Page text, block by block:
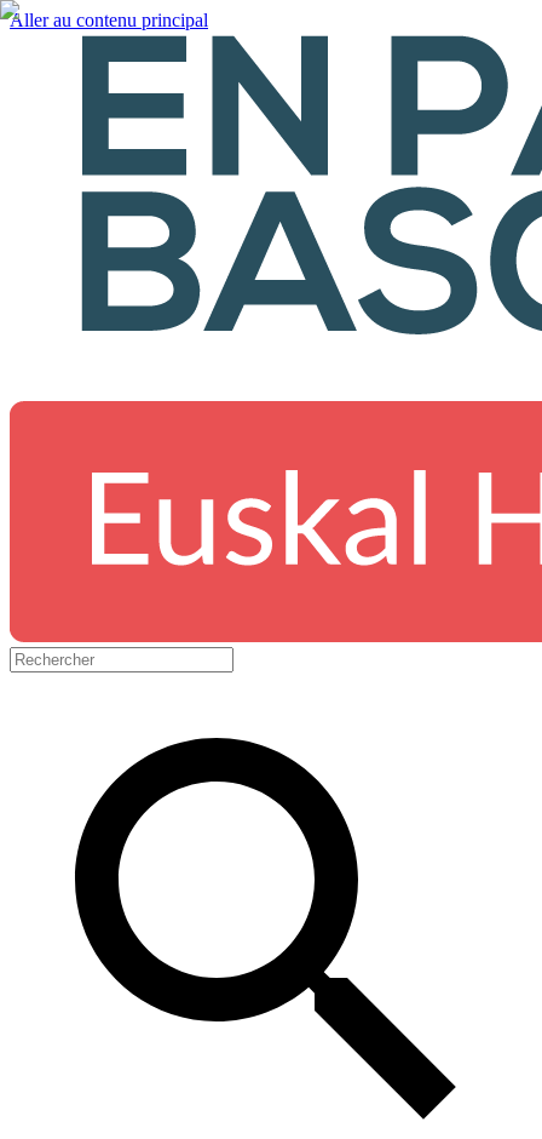
Aller au contenu principal